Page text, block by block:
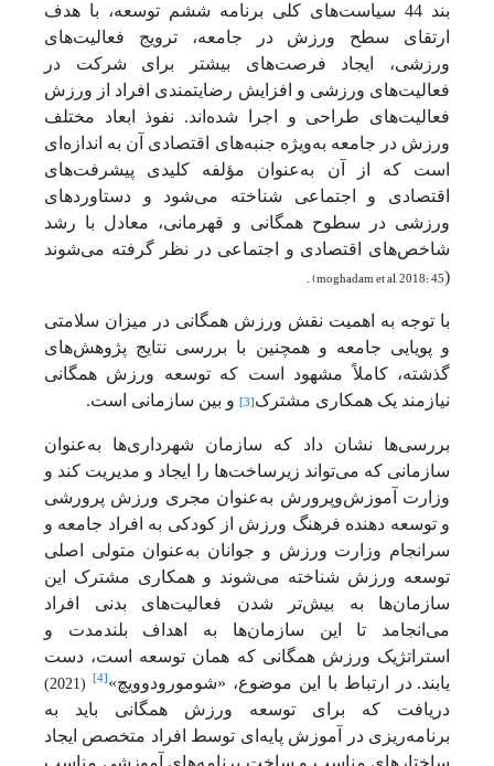
بند 44 سیاست‌های کلی برنامه ششم توسعه، با هدف
ارتقای سطح ورزش در جامعه، ترویج فعالیت‌های
ورزشی، ایجاد فرصت‌های بیشتر برای شرکت در
فعالیت‌های ورزشی و افزایش رضایتمندی افراد از ورزش
فعالیت‌های طراحی و اجرا شده‌اند. نفوذ ابعاد مختلف
ورزش در جامعه به‌ویژه جنبه‌های اقتصادی آن به ‌اندازه‌ای
است که از آن به‌عنوان مؤلفه کلیدی پیشرفت‌های
اقتصادی و اجتماعی شناخته می‌شود و دستاوردهای
ورزشی در سطوح همگانی و قهرمانی، معادل با رشد
شاخص‌های اقتصادی و اجتماعی در نظر
گرفته می‌شوند
(
. (moghadam et al, 2018: 45
با توجه به اهمیت نقش ورزش همگانی در میزان سلامتی
و پویایی جامعه و همچنین با بررسی نتایج پژوهش‌های
گذشته، کاملاً مشهود است که توسعه ورزش همگانی
نیازمند یک همکاری مشترک [3] و بین سازمانی است.
بررسی‌ها نشان داد که سازمان شهرداری‌ها به‌عنوان
سازمانی که می‌تواند زیرساخت‌ها را ایجاد و مدیریت کند و
وزارت آموزش‌وپرورش به‌عنوان مجری ورزش پرورشی
و توسعه دهنده فرهنگ ورزش از کودکی به افراد جامعه و
سرانجام وزارت ورزش و جوانان به‌عنوان متولی اصلی
توسعه ورزش شناخته می‌شوند و همکاری مشترک این
سازمان‌ها به بیش‌تر شدن فعالیت‌های بدنی افراد
می‌انجامد تا این سازمان‌ها به اهداف بلندمدت و
استراتژیک ورزش همگانی که همان توسعه است، دست
یابند. در ارتباط با این موضوع، «شومورودوویچ» [4]
(2021)
دریافت که برای توسعه ورزش همگانی باید به
برنامه‌ریزی در آموزش پایه‌ای توسط افراد متخصص ایجاد